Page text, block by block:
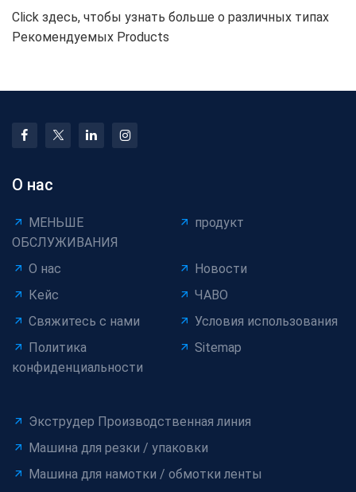
Click здесь, чтобы узнать больше о различных типах
Рекомендуемых Products
О нас
МЕНЬШЕ
ОБСЛУЖИВАНИЯ
продукт
О нас
Новости
Кейс
ЧАВО
Свяжитесь с нами
Условия использования
Политика
конфиденциальности
Sitemap
Экструдер Производственная линия
Машина для резки / упаковки
Машина для намотки / обмотки ленты